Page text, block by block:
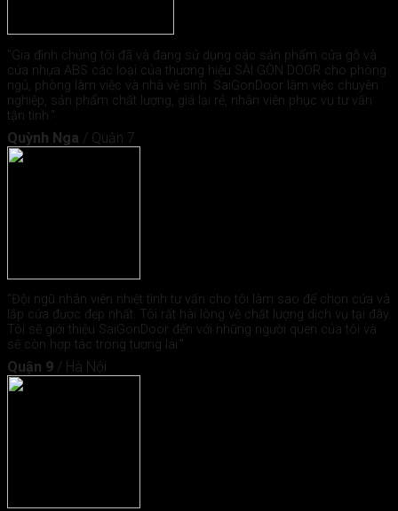
"Gia đình chúng tôi đã và đang sử dụng các sản phẩm cửa gỗ và
cửa nhựa ABS các loại của thương hiệu SÀI GÒN DOOR cho phòng
ngủ, phòng làm việc và nhà vệ sinh. SaiGonDoor làm việc chuyên
nghiệp, sản phẩm chất lượng, giá lại rẻ, nhân viên phục vụ tư vấn
tận tình."
Quỳnh Nga / Quận 7
"Đội ngũ nhân viên nhiệt tình tư vấn cho tôi làm sao để chọn cửa và
lắp cửa được đẹp nhất. Tôi rất hài lòng về chất lượng dịch vụ tại đây.
Tôi sẽ giới thiệu SaiGonDoor đến với những người quen của tôi và
sẽ còn hợp tác trong tương lai."
Quận 9 / Hà Nội